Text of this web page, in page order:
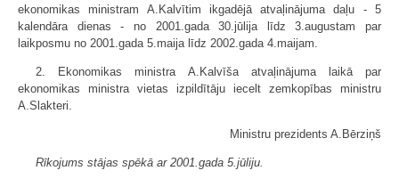
ekonomikas ministram A.Kalvītim ikgadējā atvaļinājuma daļu - 5
kalendāra dienas - no 2001.gada 30.jūlija līdz 3.augustam par
laikposmu no 2001.gada 5.maija līdz 2002.gada 4.maijam.
2. Ekonomikas ministra A.Kalvīša atvaļinājuma laikā par
ekonomikas ministra vietas izpildītāju iecelt zemkopības ministru
A.Slakteri.
Ministru prezidents A.Bērziņš
Rīkojums stājas spēkā ar 2001.gada 5.jūliju.